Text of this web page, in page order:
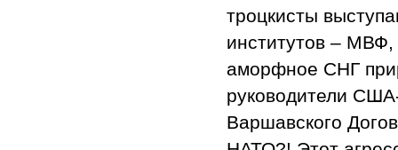
троцкисты
институтов –
аморфное СНГ
руководители
Варшавского